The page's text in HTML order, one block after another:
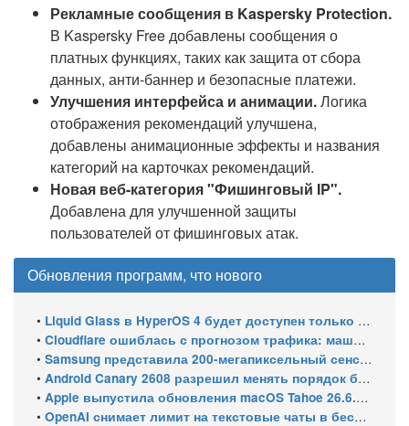
Рекламные сообщения в Kaspersky Protection.
В Kaspersky Free добавлены сообщения о
платных функциях, таких как защита от сбора
данных, анти-баннер и безопасные платежи.
Улучшения интерфейса и анимации.Логика
отображения рекомендаций улучшена,
добавлены анимационные эффекты и названия
категорий на карточках рекомендаций.
Новая веб-категория "Фишинговый IP".
Добавлена для улучшенной защиты
пользователей от фишинговых атак.
Обновления программ, что нового
• Liquid Glass в HyperOS 4 будет доступен только на флагманских чипсетах
• Cloudflare ошиблась с прогнозом трафика: машины обошли людей в мае 2026
• Samsung представила 200-мегапиксельный сенсор ISOCELL HPC с DeepPix
• Android Canary 2608 разрешил менять порядок блоков шторки
• Apple выпустила обновления macOS Tahoe 26.6.1, Sequoia 15.7.9 и Sonoma 14.8.9 для устранения уязвимости общего доступа к экрану
• OpenAI снимает лимит на текстовые чаты в бесплатном ChatGPT